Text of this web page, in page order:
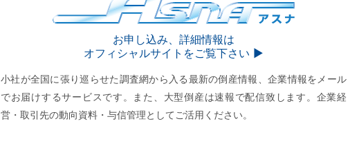
お申し込み、詳細情報は
オフィシャルサイトをご覧下さい ▶︎
小社が全国に張り巡らせた調査網から入る最新の倒産情報、企業情報をメール
でお届けするサービスです。また、大型倒産は速報で配信致します。企業経
営・取引先の動向資料・与信管理としてご活用ください。